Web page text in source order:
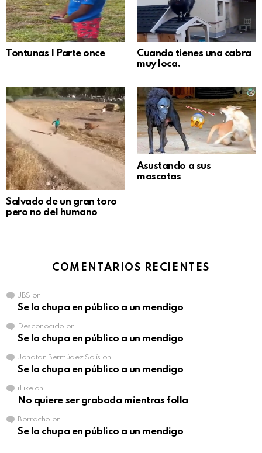
Tontunas | Parte once
Cuando tienes una cabra
muy loca.
Salvado de un gran toro
pero no del humano
Asustando a sus
mascotas
COMENTARIOS RECIENTES
JBS on
Se la chupa en público a un mendigo
Desconocido on
Se la chupa en público a un mendigo
Jonatan Bermúdez Solís on
Se la chupa en público a un mendigo
iLikeon
No quiere ser grabada mientras folla
Borracho on
Se la chupa en público a un mendigo